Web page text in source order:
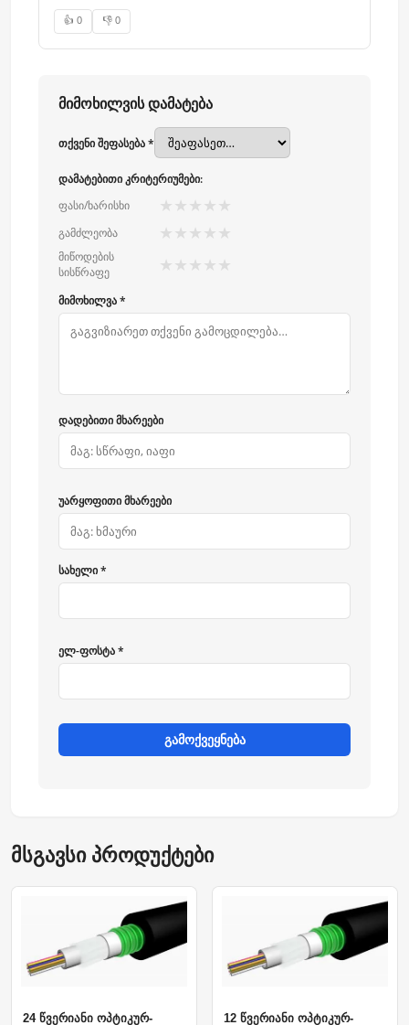
👍 0 👎 0
მიმოხილვის დამატება
თქვენი შეფასება *
დამატებითი კრიტერიუმები:
ფასი/ხარისხი
★ ★ ★ ★ ★
გამძლეობა ★ ★ ★ ★ ★
მიწოდების
სისწრაფე
★ ★ ★ ★ ★
მიმოხილვა *
დადებითი მხარეები
უარყოფითი მხარეები
სახელი *
ელ-ფოსტა *
გამოქვეყნება
მსგავსი პროდუქტები
24 წვერიანი ოპტიკურ-
12 წვერიანი ოპტიკურ-